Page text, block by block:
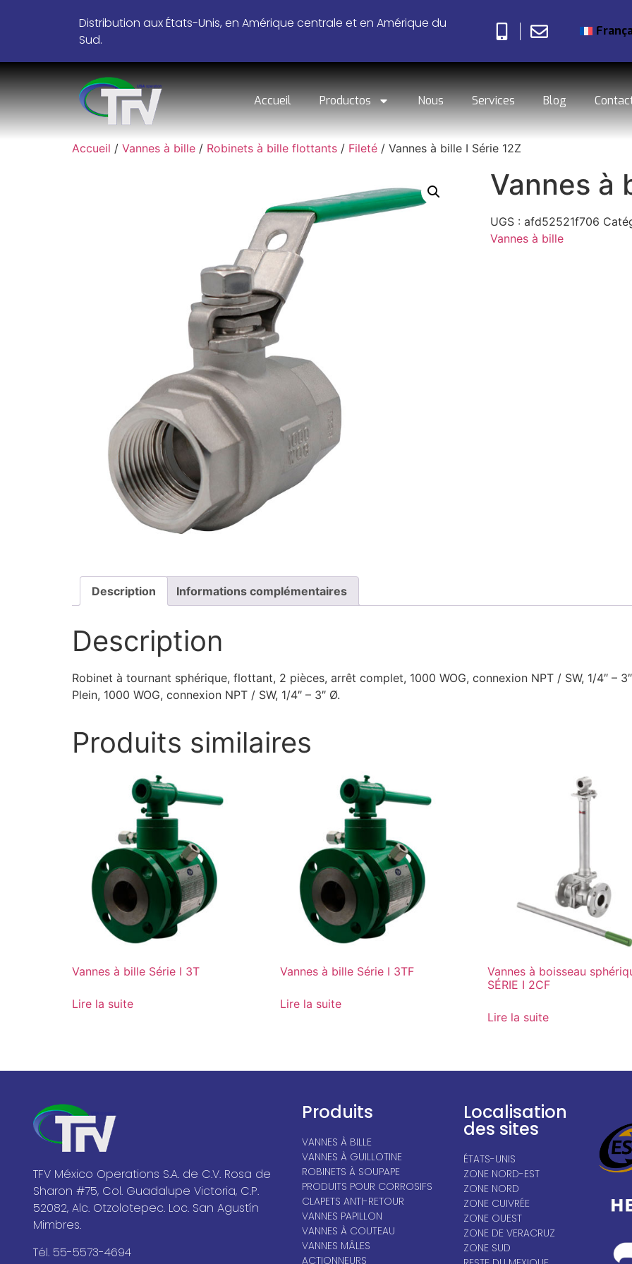
Distribution aux États-Unis, en Amérique centrale et en Amérique du
Sud.
Accueil Productos Nous Services Blog
Accueil / Vannes à bille / Robinets à bille flottants / Fileté / Vannes à bille I Série 12Z
Vannes à
UGS : afd52521f706
Vannes à bille
Description Informations complémentaires
Description
Robinet à tournant sphérique, flottant, 2 pièces, arrêt complet, 1000 WOG, connexion NPT / SW, 1/4″ –
Plein, 1000 WOG, connexion NPT / SW, 1/4″ – 3″ Ø.
Produits similaires
Vannes à bille Série I 3T
Lire la suite
Vannes à bille Série I 3TF
Lire la suite
Vannes à boisseau
SÉRIE I 2CF
Lire la suite
TFV México Operations S.A. de C.V. Rosa de
Sharon #75, Col. Guadalupe Victoria, C.P.
52082, Alc. Otzolotepec. Loc. San Agustín
Mimbres.
Tél. 55-5573-4694
Produits
VANNES À BILLE
VANNES À GUILLOTINE
ROBINETS À SOUPAPE
PRODUITS POUR CORROSIFS
CLAPETS ANTI-RETOUR
VANNES PAPILLON
VANNES À COUTEAU
VANNES MÂLES
ACTIONNEURS
Localisation
des sites
ÉTATS-UNIS
ZONE NORD-EST
ZONE NORD
ZONE CUIVRÉE
ZONE OUEST
ZONE DE VERACRUZ
ZONE SUD